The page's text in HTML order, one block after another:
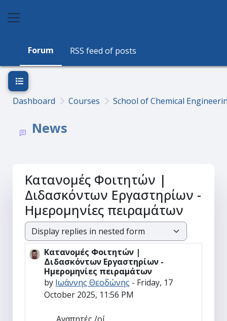
Forum RSS feed of posts
Dashboard Courses School of Chemical
News
Open course index
Κατανομές Φοιτητών |
Διδασκόντων Εργαστηρίων -
Ημερομηνίες πειραμάτων
Display mode
Κατανομές Φοιτητών |
Διδασκόντων Εργαστηρίων -
Ημερομηνίες πειραμάτων
by Ιωάννης Θεοδώνης - Friday, 17
October 2025, 11:56 PM
Number of replies: 0